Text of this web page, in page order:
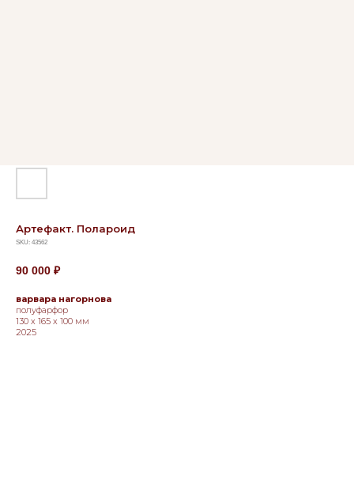
Артефакт. Полароид
SKU: 43562
90 000 ₽
варвара нагорнова
полуфарфор
130 х 165 х 100 мм
2025